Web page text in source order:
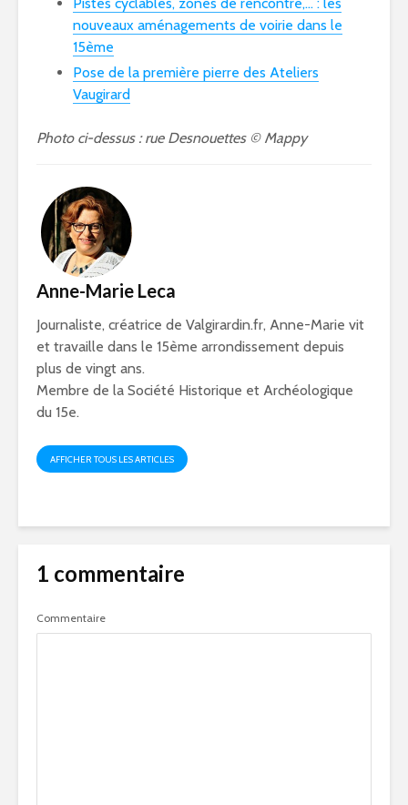
Pistes cyclables, zones de rencontre,… : les
nouveaux aménagements de voirie dans le
15ème
Pose de la première pierre des Ateliers
Vaugirard
Photo ci-dessus : rue Desnouettes © Mappy
Anne-Marie Leca
Journaliste, créatrice de Valgirardin.fr, Anne-Marie vit
et travaille dans le 15ème arrondissement depuis
plus de vingt ans.
Membre de la Société Historique et Archéologique
du 15e.
AFFICHER TOUS LES ARTICLES
1 commentaire
Commentaire